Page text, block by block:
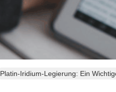
Platin-Iridium-Legierung: Ein